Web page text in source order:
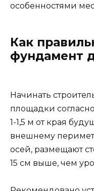
особенностями
Как
фундамент
Начинать
площадки
1-1,5 м от края
внешнему
осей, размещают
15 см выше, чем